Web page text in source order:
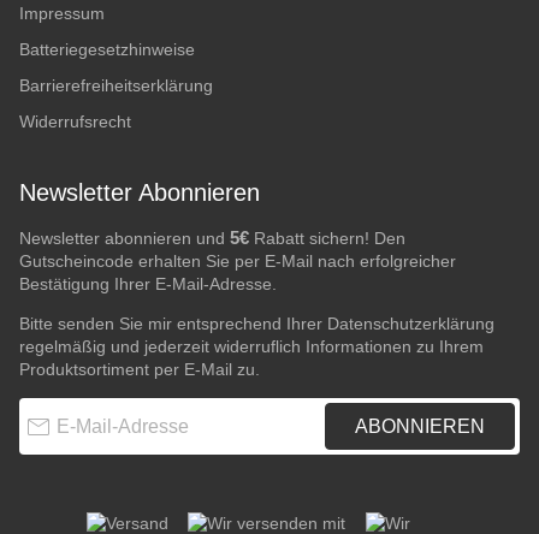
Impressum
Batteriegesetzhinweise
Barrierefreiheitserklärung
Widerrufsrecht
Newsletter Abonnieren
Newsletter abonnieren und 5€ Rabatt sichern! Den
Gutscheincode erhalten Sie per E-Mail nach erfolgreicher
Bestätigung Ihrer E-Mail-Adresse.
Bitte senden Sie mir entsprechend Ihrer Datenschutzerklärung
regelmäßig und jederzeit widerruflich Informationen zu Ihrem
Produktsortiment per E-Mail zu.
ABONNIEREN